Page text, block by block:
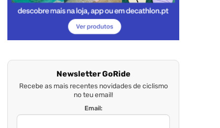
Newsletter GoRide
Recebe as mais recentes novidades de ciclismo
no teu email!
Email: